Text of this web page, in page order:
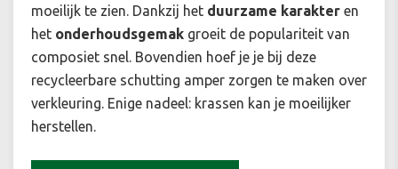
moeilijk te zien. Dankzij het duurzame karakter en
het onderhoudsgemak groeit de populariteit van
composiet snel. Bovendien hoef je je bij deze
recycleerbare schutting amper zorgen te maken over
verkleuring. Enige nadeel: krassen kan je moeilijker
herstellen.